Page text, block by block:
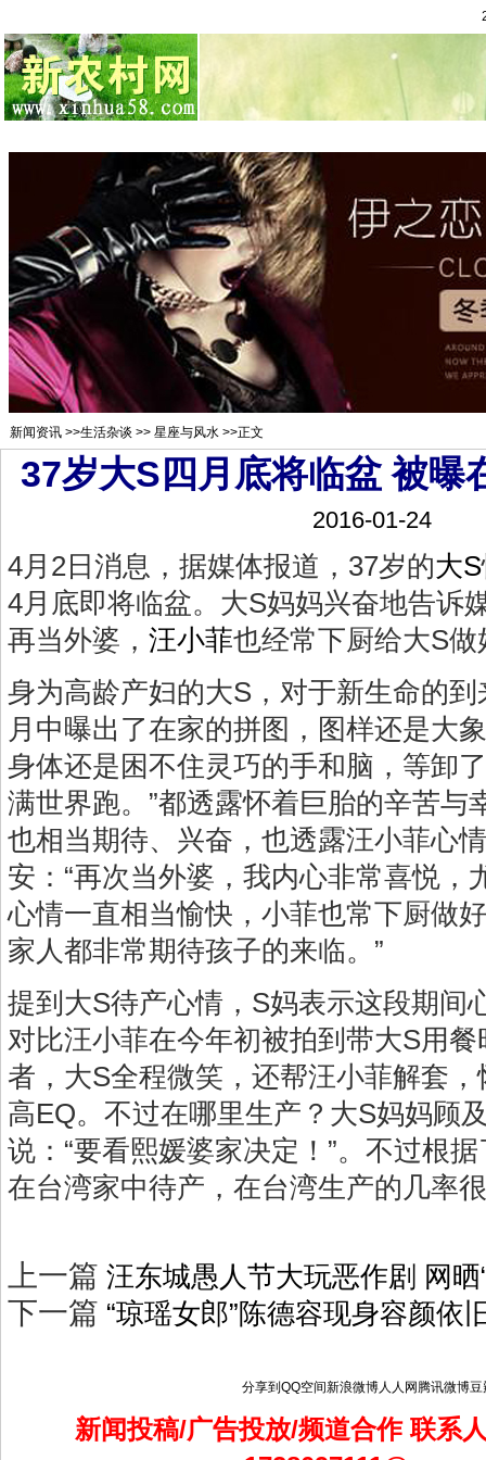
新闻资讯 >>生活杂谈 >> 星座与风水 >>正文
37岁大S四月底将临盆 被曝
2016-01-24
4月2日消息，据媒体报道，37岁的大S
4月底即将临盆。大S妈妈兴奋地告诉
再当外婆， 汪小菲也经常下厨给大S做
身为高龄产妇的大S，对于新生命的
月中曝出了在家的拼图，图样还是大
身体还是困不住灵巧的手和脑，等卸
满世界跑。”都透露怀着巨胎的辛苦与
也相当期待、兴奋，也透露汪小菲心
安：“再次当外婆，我内心非常喜悦，
心情一直相当愉快，小菲也常下厨做
家人都非常期待孩子的来临。”
提到大S待产心情，S妈表示这段期间
对比汪小菲在今年初被拍到带大S用
者，大S全程微笑，还帮汪小菲解套
高EQ。不过在哪里生产？大S妈妈顾
说：“要看熙媛婆家决定！”。不过根
在台湾家中待产，在台湾生产的几率
上一篇 汪东城愚人节大玩恶作剧 网晒
下一篇 “琼瑶女郎”陈德容现身容颜依
分享到 QQ空间新浪微博人人网 腾讯微博豆
新闻投稿/广告投放/频道合作 联系